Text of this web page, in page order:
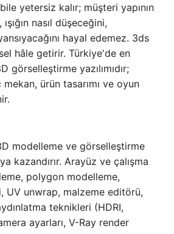
yetersiz kalır; müşteri yapının
nasıl düşeceğini,
hayal edemez. 3ds
hâle getirir. Türkiye'de en
görselleştirme yazılımıdır;
ürün tasarımı ve oyun
modelleme ve görselleştirme
kazandırır. Arayüz ve çalışma
polygon modelleme,
UV unwrap, malzeme editörü,
teknikleri (HDRI,
ayarları, V-Ray render